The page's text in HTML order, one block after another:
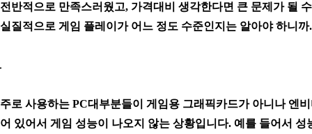
전반적으로 만족스러웠고, 가격대비 생각한다면 큰 문제가 될
실질적으로 게임 플레이가 어느 정도 수준인지는 알아야 하니
주로 사용하는 PC대부분들이 게임용 그래픽카드가 아니나 엔
어 있어서 게임 성능이 나오지 않는 상황입니다. 예를 들어서